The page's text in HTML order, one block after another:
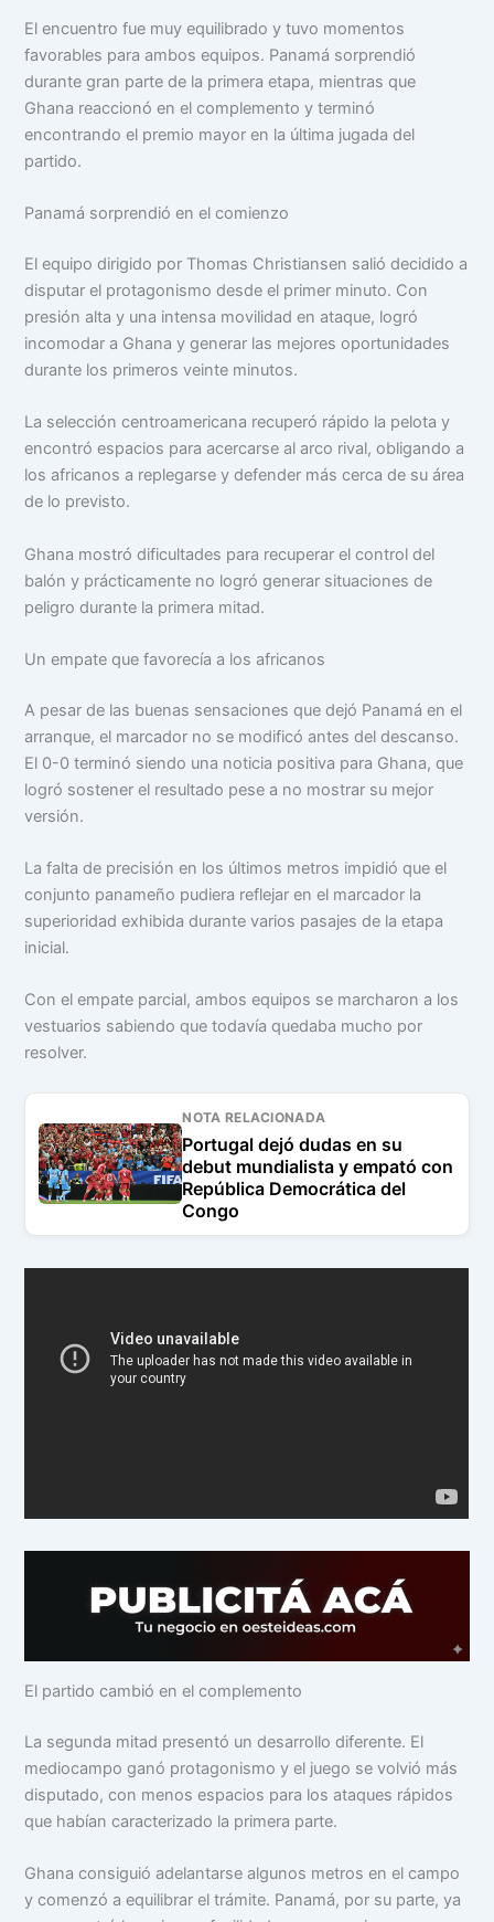
El encuentro fue muy equilibrado y tuvo momentos
favorables para ambos equipos. Panamá sorprendió
durante gran parte de la primera etapa, mientras que
Ghana reaccionó en el complemento y terminó
encontrando el premio mayor en la última jugada del
partido.
Panamá sorprendió en el comienzo
El equipo dirigido por Thomas Christiansen salió decidido a
disputar el protagonismo desde el primer minuto. Con
presión alta y una intensa movilidad en ataque, logró
incomodar a Ghana y generar las mejores oportunidades
durante los primeros veinte minutos.
La selección centroamericana recuperó rápido la pelota y
encontró espacios para acercarse al arco rival, obligando a
los africanos a replegarse y defender más cerca de su área
de lo previsto.
Ghana mostró dificultades para recuperar el control del
balón y prácticamente no logró generar situaciones de
peligro durante la primera mitad.
Un empate que favorecía a los africanos
A pesar de las buenas sensaciones que dejó Panamá en el
arranque, el marcador no se modificó antes del descanso.
El 0-0 terminó siendo una noticia positiva para Ghana, que
logró sostener el resultado pese a no mostrar su mejor
versión.
La falta de precisión en los últimos metros impidió que el
conjunto panameño pudiera reflejar en el marcador la
superioridad exhibida durante varios pasajes de la etapa
inicial.
Con el empate parcial, ambos equipos se marcharon a los
vestuarios sabiendo que todavía quedaba mucho por
resolver.
NOTA RELACIONADA
Portugal dejó dudas en su
debut mundialista y empató con
República Democrática del
Congo
El partido cambió en el complemento
La segunda mitad presentó un desarrollo diferente. El
mediocampo ganó protagonismo y el juego se volvió más
disputado, con menos espacios para los ataques rápidos
que habían caracterizado la primera parte.
Ghana consiguió adelantarse algunos metros en el campo
y comenzó a equilibrar el trámite. Panamá, por su parte, ya